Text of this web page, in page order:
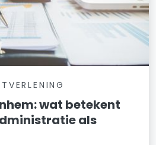
wat betekent
als